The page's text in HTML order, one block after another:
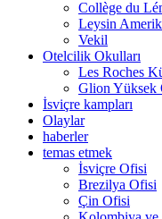
Collège du
Leysin
Vekil
Otelcilik Okulları
Les Roches
Glion Yüksek
İsviçre kampları
Olaylar
haberler
temas etmek
İsviçre Ofisi
Brezilya Ofisi
Çin Ofisi